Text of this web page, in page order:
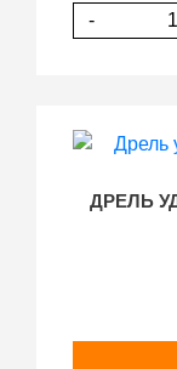
-
ДРЕЛЬ